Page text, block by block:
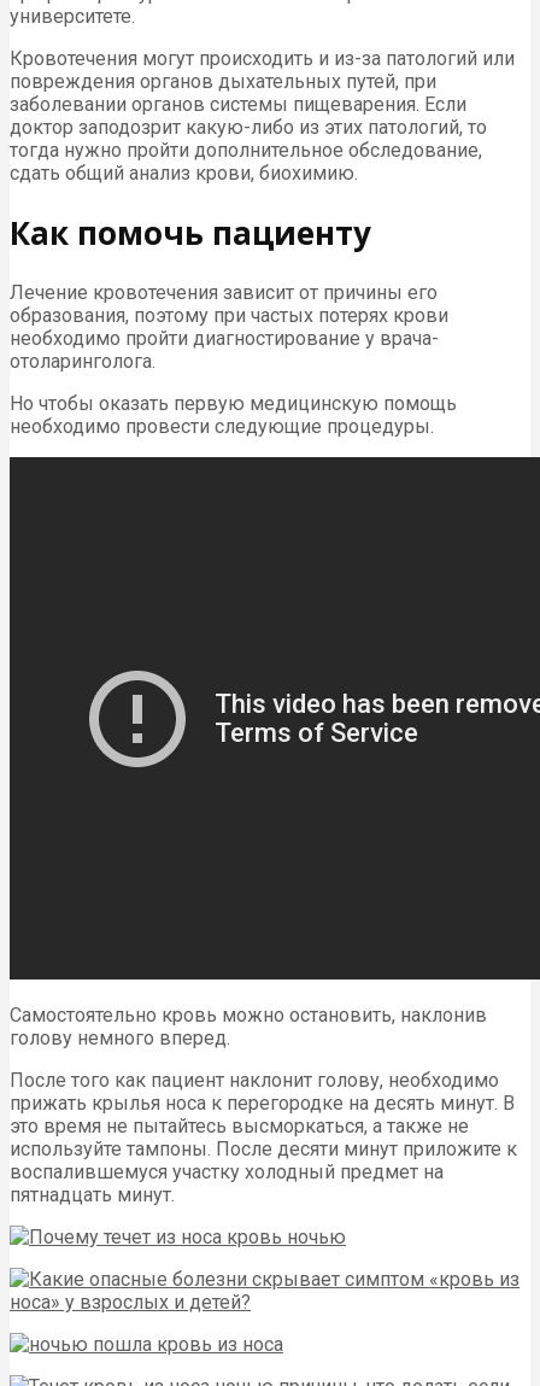
университете.
Кровотечения могут происходить и из-за патологий или
повреждения органов дыхательных путей, при
заболевании органов системы пищеварения. Если
доктор заподозрит какую-либо из этих патологий, то
тогда нужно пройти дополнительное обследование,
сдать общий анализ крови, биохимию.
Как помочь пациенту
Лечение кровотечения зависит от причины его
образования, поэтому при частых потерях крови
необходимо пройти диагностирование у врача-
отоларинголога.
Но чтобы оказать первую медицинскую помощь
необходимо провести следующие процедуры.
Самостоятельно кровь можно остановить, наклонив
голову немного вперед.
После того как пациент наклонит голову, необходимо
прижать крылья носа к перегородке на десять минут. В
это время не пытайтесь высморкаться, а также не
используйте тампоны. После десяти минут приложите к
воспалившемуся участку холодный предмет на
пятнадцать минут.